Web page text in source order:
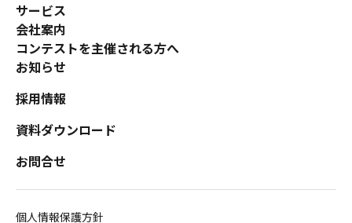
サービス
会社案内
コンテストを主催される方へ
お知らせ
採用情報
資料ダウンロード
お問合せ
個人情報保護方針